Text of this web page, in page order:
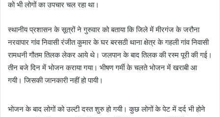
को भी लोगों का उपचार चल रहा था।
स्थानीय प्रशासन के सूत्रों ने गुरुवार को बताया कि जिले में मीरगंज के जरौना
नरवापार गांव निवासी रंजीत कुमार के घर बरसठी थाना क्षेत्र के गहली गांव निवासी
रामधनी गौतम तिलक लेकर आये थे। जलपान के बाद तिलक की रस्म पूरी की गई।
तीन बजे दिन में भोजन कराया गया। भीषण गर्मी के चलते भोजन में खराबी आ
गयी। जिसकी जानकारी नहीं हो पायी।
भोजन के बाद लोगों को उल्टी दस्त शुरु हो गयी। कुछ लोगों के पेट में दर्द भी होने